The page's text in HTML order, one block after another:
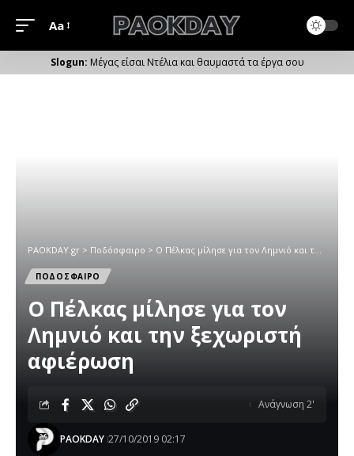
Μέγεθος
Γραμματοσειράς
Aa
Μέγας είσαι Ντέλια και θαυμαστά τα έργα σου
PAOKDAY.gr > Ποδόσφαιρο > Ο Πέλκας μίλησε για τον Λημνιό και την ξεχωριστή αφιέρωση
ΠΟΔΟΣΦΑΙΡΟ
Ο Πέλκας μίλησε για τον
Λημνιό και την ξεχωριστή
αφιέρωση
PAOKDAY 27/10/2019 02:17
Ανάγνωση 2'